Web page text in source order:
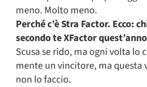
meno. Molto meno.
Perché c’è Stra Factor. Ecco:
secondo te XFactor
Scusa se rido, ma ogni volta lo
mente un vincitore, ma questa
non lo faccio.